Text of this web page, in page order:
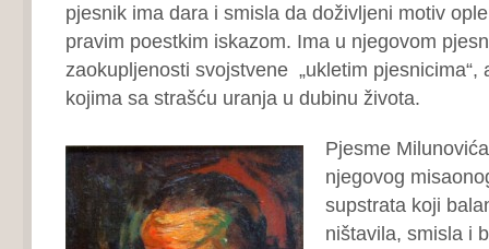
pjesnik ima dara i smisla da doživljeni motiv
pravim poestkim iskazom. Ima u njegovom
zaokupljenosti svojstvene „ukletim pjesnicima“,
kojima sa strašću uranja u dubinu života.
Pjesme
njegovog
supstrata koji
ništavila, smisla i